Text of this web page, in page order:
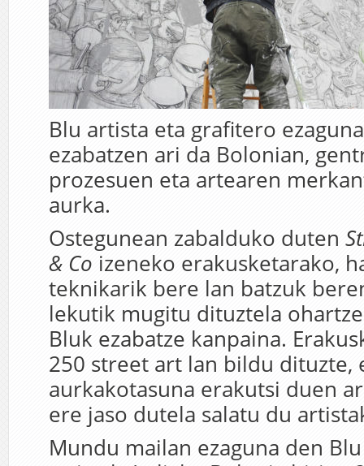
Blu artista eta grafitero
ezabatzen ari da Bolonian,
prozesuen eta artearen
aurka.
Ostegunean zabalduko duten
& Co izeneko erakusketarako,
teknikarik bere lan batzuk
lekutik mugitu dituztela
Bluk ezabatze kanpaina.
250 street art lan bildu dituzte,
aurkakotasuna erakutsi duen
ere jaso dutela salatu du
Mundu mailan ezaguna den